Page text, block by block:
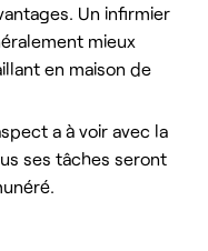
Un infirmier
mieux
en maison de
a à voir avec la
ses tâches seront